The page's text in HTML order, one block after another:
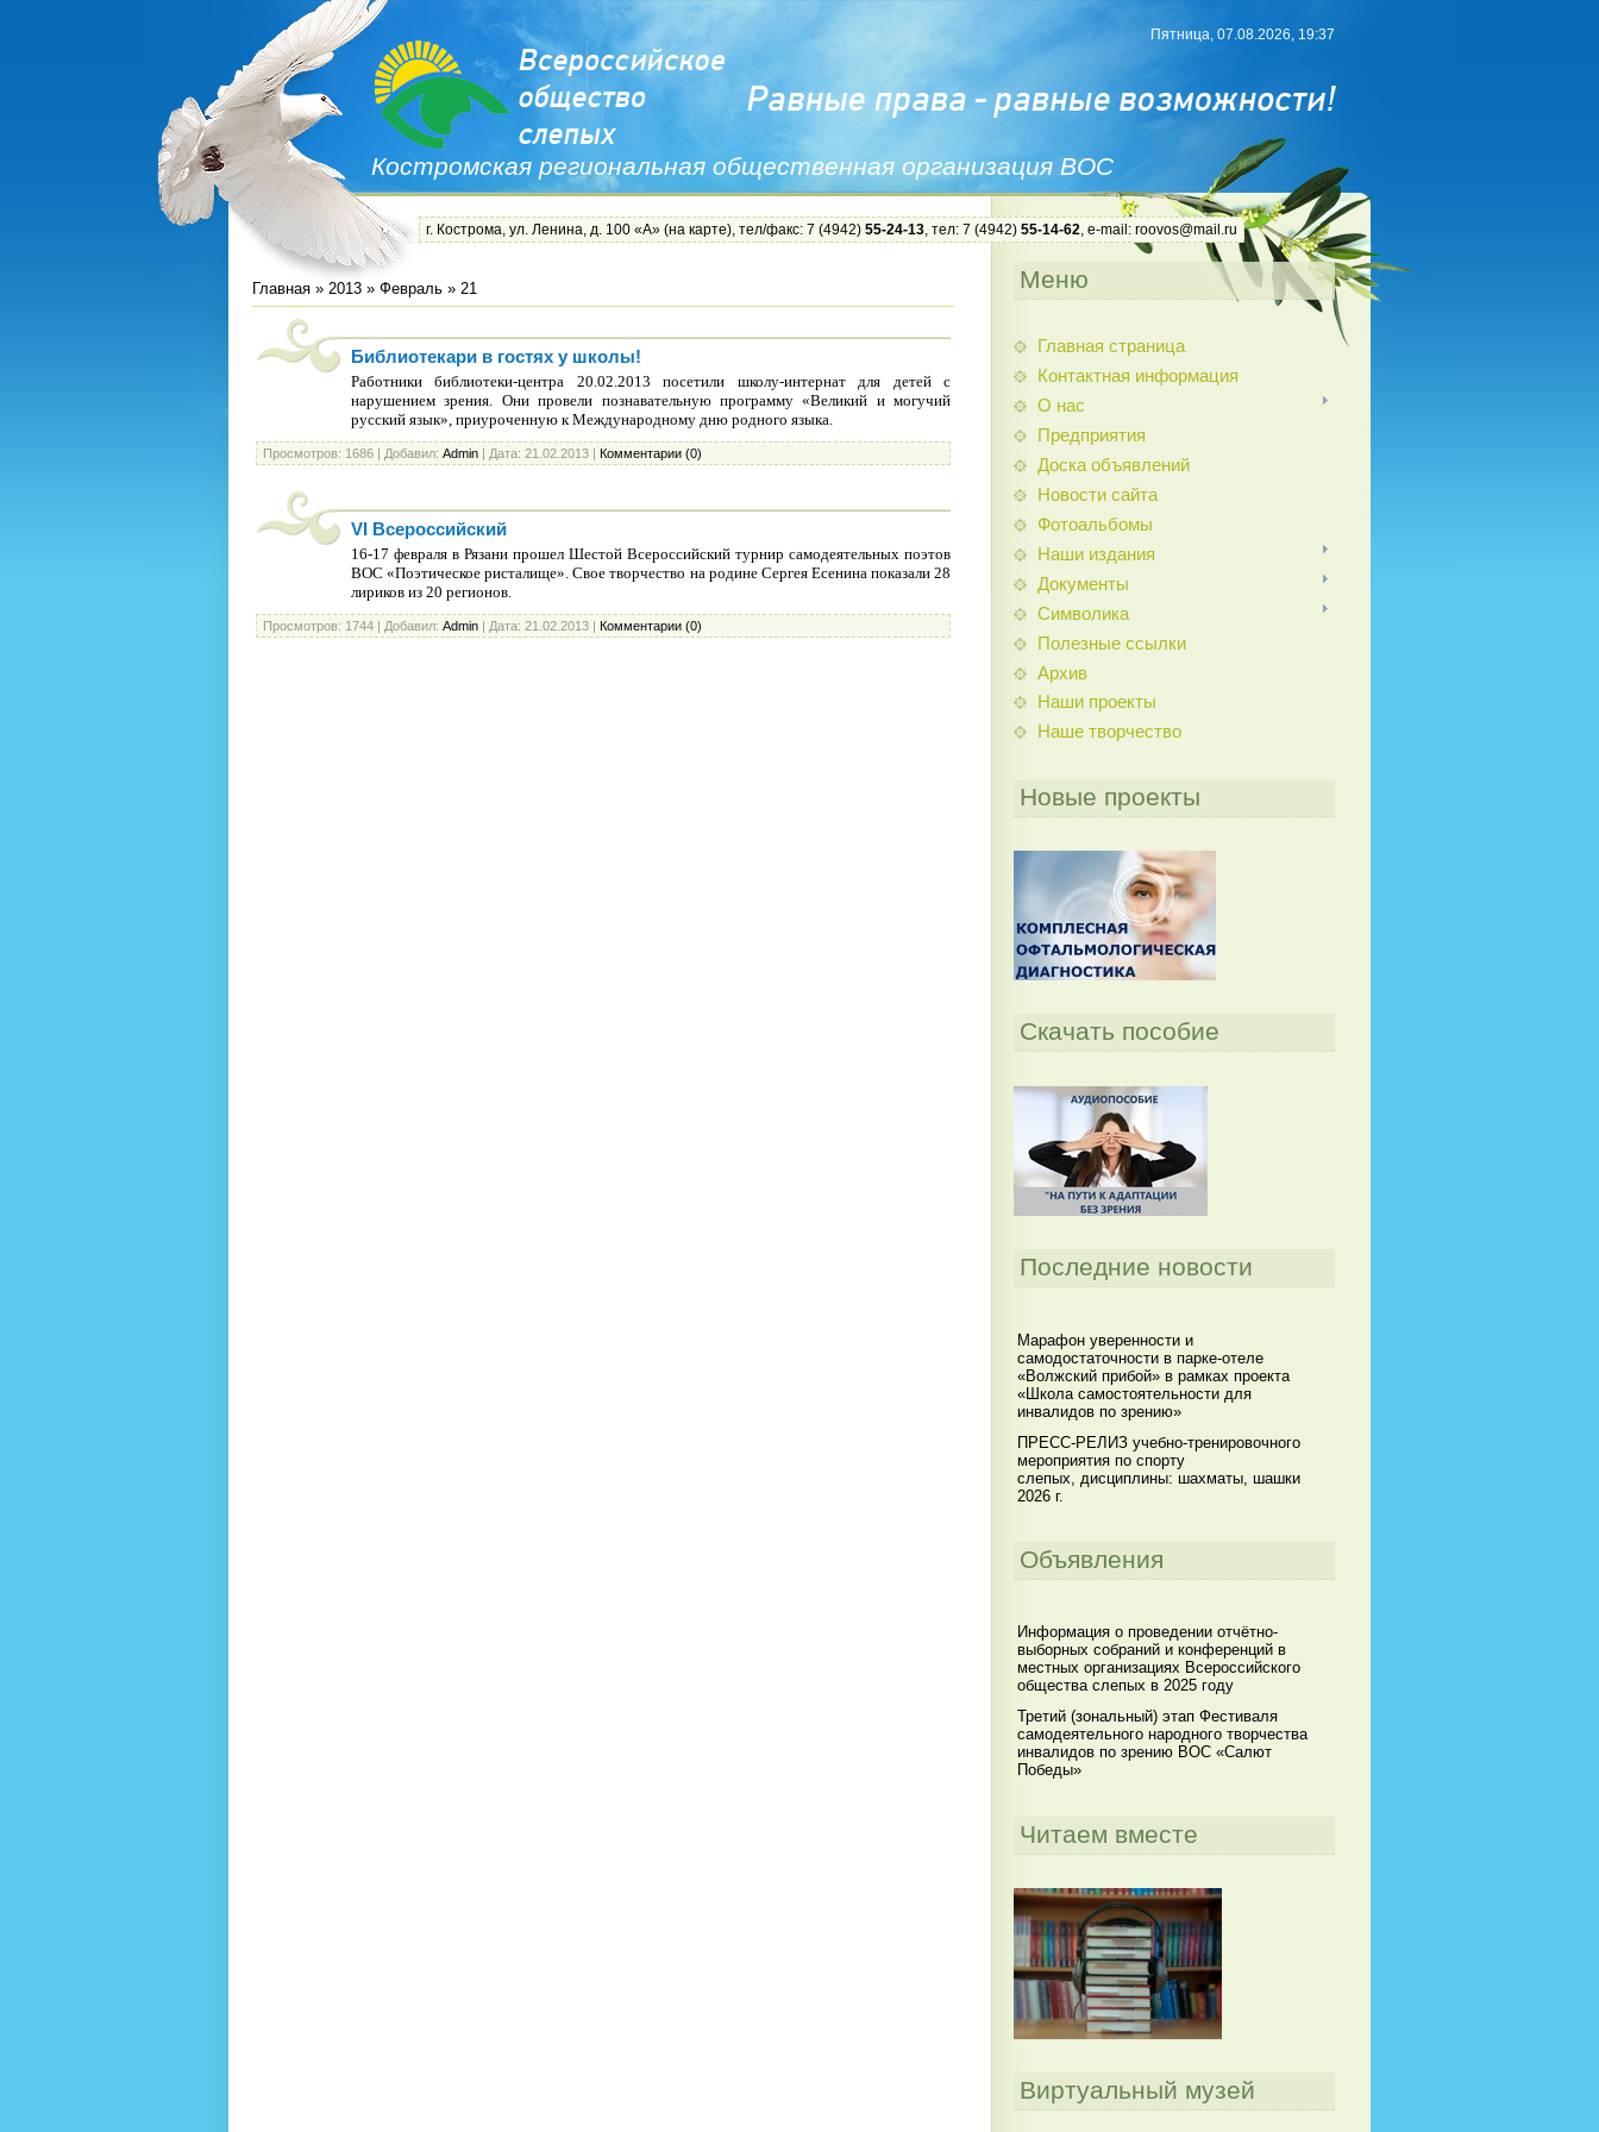
Костромская региональная общественная организация ВОС
Пятница, 07.08.2026, 19:37
г. Кострома, ул. Ленина, д. 100 «А» (на карте), тел/факс: 7 (4942) 55-24-13, тел: 7 (4942) 55-14-62, e-mail: roovos@mail.ru
Главная » 2013 » Февраль » 21
Библиотекари в гостях у школы!
Работники библиотеки-центра 20.02.2013 посетили школу-интернат для детей с
нарушением зрения. Они провели познавательную программу «Великий и могучий
русский язык», приуроченную к Международному дню родного языка.
Просмотров: 1686 Добавил: Admin Дата: 21.02.2013 Комментарии (0)
VI Всероссийский
16-17 февраля в Рязани прошел Шестой Всероссийский турнир самодеятельных поэтов
ВОС «Поэтическое ристалище». Свое творчество на родине Сергея Есенина показали 28
лириков из 20 регионов.
Просмотров: 1744 Добавил: Admin Дата: 21.02.2013 Комментарии (0)
Меню
Главная страница
Контактная информация
О нас
Предприятия
Доска объявлений
Новости сайта
Фотоальбомы
Наши издания
Документы
Символика
Полезные ссылки
Архив
Наши проекты
Наше творчество
Новые проекты
Скачать пособие
Последние новости
Марафон уверенности и
самодостаточности в парке-отеле
«Волжский прибой» в рамках проекта
«Школа самостоятельности для
инвалидов по зрению»
ПРЕСС-РЕЛИЗ учебно-тренировочного
мероприятия по спорту
слепых, дисциплины: шахматы, шашки
2026 г.
Объявления
Информация о проведении отчётно-
выборных собраний и конференций в
местных организациях Всероссийского
общества слепых в 2025 году
Третий (зональный) этап Фестиваля
самодеятельного народного творчества
инвалидов по зрению ВОС «Салют
Победы»
Читаем вместе
Виртуальный музей